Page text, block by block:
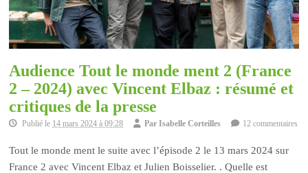
Audience Tout le monde ment 2 (France
2 – 2024) avec Vincent Elbaz : résumé et
critiques de la presse
Publié le 14 mars 2024 à 09:28 ParIsabelle Corteilles 12 commentaires
Tout le monde ment le suite avec l’épisode 2 le 13 mars 2024 sur
France 2 avec Vincent Elbaz et Julien Boisselier. . Quelle est